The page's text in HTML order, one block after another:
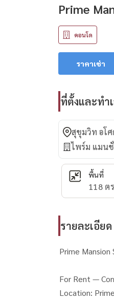
Prime
คอนโด
ราคาเช่า
ที่ตั้งและทำ
สุขุมวิท อโ
ไพร์ม แมน
พื้นที่
118 ต
รายละเอียด
Prime Mansion
For Rent —
Location: